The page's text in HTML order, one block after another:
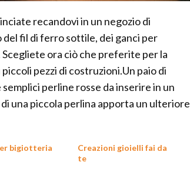
recandovi in un negozio di
fil di ferro sottile, dei ganci per
ora ciò che preferite per la
pezzi di costruzioni.Un paio di
perline rosse da inserire in un
una piccola perlina apporta un ulteriore
bigiotteria
Creazioni gioielli fai da
te